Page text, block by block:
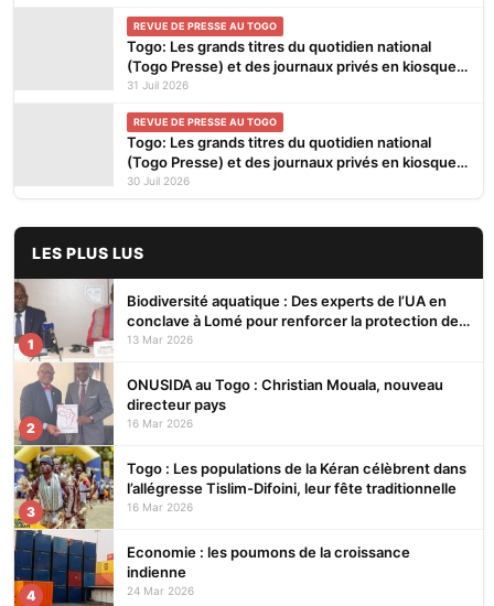
REVUE DE PRESSE AU TOGO
Togo: Les grands titres du quotidien national
(Togo Presse) et des journaux privés en kiosques
ce vendredi 31 Juillet 2026
31 Juil 2026
REVUE DE PRESSE AU TOGO
Togo: Les grands titres du quotidien national
(Togo Presse) et des journaux privés en kiosques
ce jeudi 30 Juillet 2026
30 Juil 2026
LES PLUS LUS
1
Biodiversité aquatique : Des experts de l’UA en
conclave à Lomé pour renforcer la protection des
écosystèmes
13 Mar 2026
2
ONUSIDA au Togo : Christian Mouala, nouveau
directeur pays
16 Mar 2026
3
Togo : Les populations de la Kéran célèbrent dans
l’allégresse Tislim-Difoini, leur fête traditionnelle
16 Mar 2026
4
Economie : les poumons de la croissance
indienne
24 Mar 2026